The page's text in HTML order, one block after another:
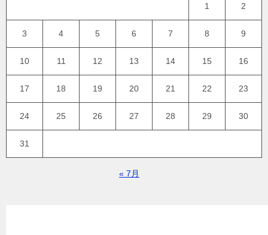
1 2
3 4 5 6 7 8 9
10 11 12 13 14 15 16
17 18 19 20 21 22 23
24 25 26 27 28 29 30
31
« 7月